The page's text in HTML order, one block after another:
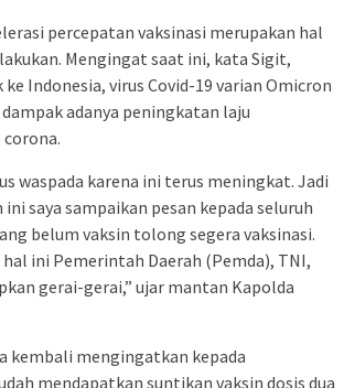
percepatan vaksinasi merupakan hal
Mengingat saat ini, kata Sigit,
ke Indonesia, virus Covid-19 varian Omicron
adanya peningkatan laju
waspada karena ini terus meningkat. Jadi
saya sampaikan pesan kepada seluruh
belum vaksin tolong segera vaksinasi.
ini Pemerintah Daerah (Pemda), TNI,
gerai-gerai,” ujar mantan Kapolda
kembali mengingatkan kepada
mendapatkan suntikan vaksin dosis dua